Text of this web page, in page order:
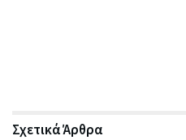
ΣχετικάΆρθρα